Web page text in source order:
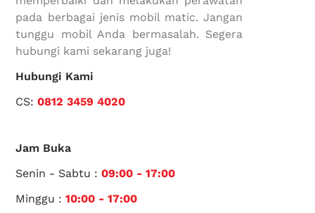
pada berbagai jenis mobil matic. Jangan
tunggu mobil Anda bermasalah. Segera
hubungi kami sekarang juga!
Hubungi Kami
CS:0812 3459 4020
Jam Buka
Senin - Sabtu :09:00 - 17:00
Minggu :10:00 - 17:00